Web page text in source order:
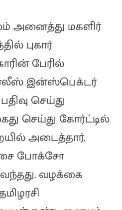
அனைத்து மகளிர்
புகார்
பேரில்
இன்ஸ்பெக்டர்
செய்து
செய்து கோர்ட்டில்
அடைத்தார்.
போக்சோ
வழக்கை